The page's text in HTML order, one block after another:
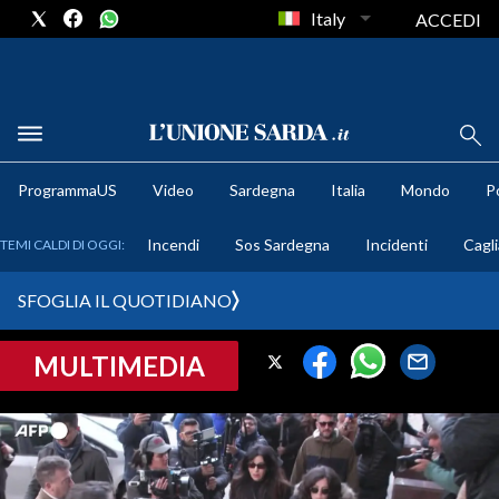
METEO
CRONACA SARDEGNA
PROVINCIA DI CAGLIARI
SULCIS IGLESIENTE
Italy ACCEDI
ProgrammaUS Video Sardegna Italia Mondo
TEMI CALDI DI OGGI: Incendi Sos Sardegna Incidenti
SFOGLIA IL QUOTIDIANO
MULTIMEDIA